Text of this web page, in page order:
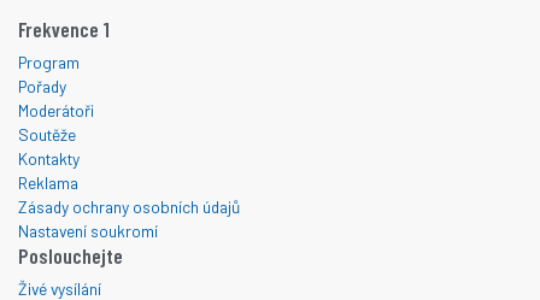
Frekvence 1
Program
Pořady
Moderátoři
Soutěže
Kontakty
Reklama
Zásady ochrany osobních údajů
Nastavení soukromí
Poslouchejte
Živé vysílání